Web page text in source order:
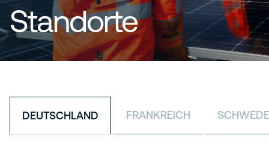
Standorte
DEUTSCHLAND FRANKREICH